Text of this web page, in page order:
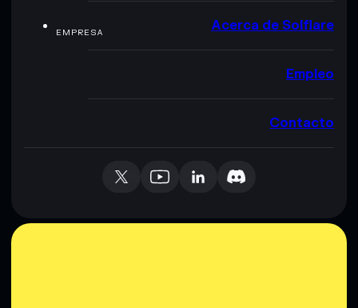
EMPRESA Acerca de Solflare
Empleo
Contacto